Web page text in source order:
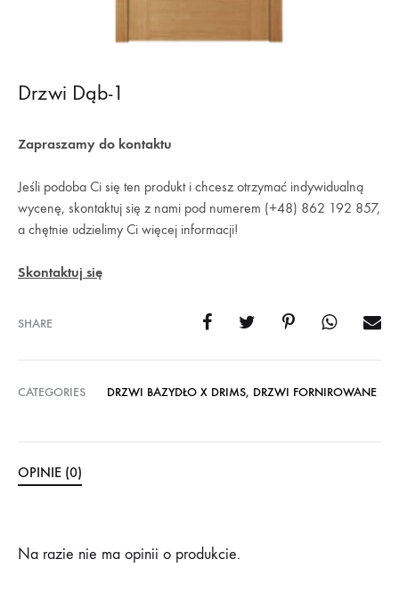
Drzwi Dąb-1
Zapraszamy do kontaktu
Jeśli podoba Ci się ten produkt i chcesz otrzymać indywidualną
wycenę, skontaktuj się z nami pod numerem (+48) 862 192 857,
a chętnie udzielimy Ci więcej informacji!
Skontaktuj się
SHARE
CATEGORIES DRZWI BAZYDŁO X DRIMS, DRZWI FORNIROWANE
OPINIE (0)
Na razie nie ma opinii o produkcie.